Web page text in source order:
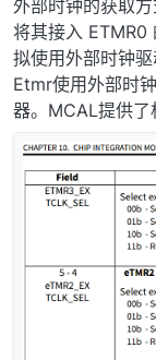
外部时钟的获取
将其接入 ETMR0
拟使用外部时钟驱
Etmr使用外部时
器。MCAL提供了